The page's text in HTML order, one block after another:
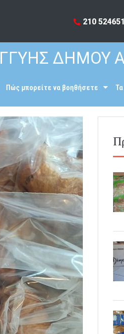
210
ΔΗΜΟΥ
Πώς μπορείτε να βοηθήσετε